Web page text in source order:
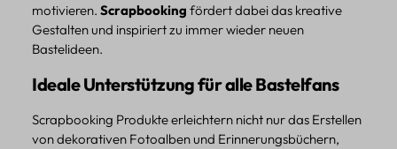
motivieren. Scrapbooking fördert dabei das kreative
Gestalten und inspiriert zu immer wieder neuen
Bastelideen.
Ideale Unterstützung für alle Bastelfans
Scrapbooking Produkte erleichtern nicht nur das Erstellen
von dekorativen Fotoalben und Erinnerungsbüchern,